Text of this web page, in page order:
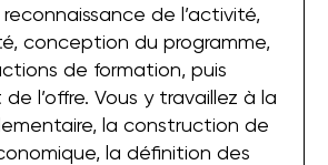
de l’activité,
conception du programme,
de formation, puis
l’offre. Vous y travaillez à la
la construction de
la définition des